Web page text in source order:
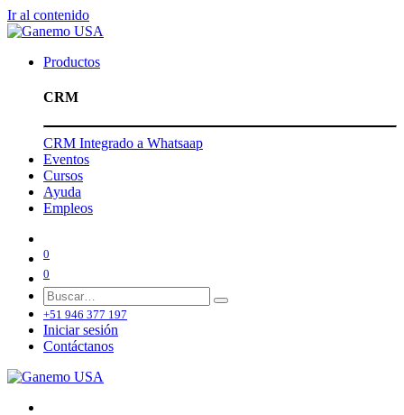
Ir al contenido
Productos
CRM
CRM Integrado a Whatsaap
Eventos
Cursos
Ayuda
Empleos
0
0
+51 946 377 197
Iniciar sesión
Contáctanos